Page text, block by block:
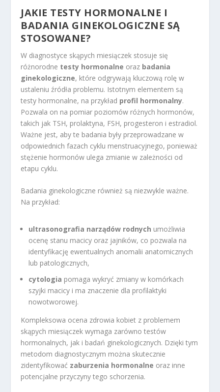
JAKIE TESTY HORMONALNE I
BADANIA GINEKOLOGICZNE SĄ
STOSOWANE?
W diagnostyce skąpych miesiączek stosuje się
różnorodne testy hormonalne oraz badania
ginekologiczne, które odgrywają kluczową rolę w
ustaleniu źródła problemu. Istotnym elementem są
testy hormonalne, na przykład profil hormonalny.
Pozwala on na pomiar poziomów różnych hormonów,
takich jak TSH, prolaktyna, FSH, progesteron i estradiol.
Ważne jest, aby te badania były przeprowadzane w
odpowiednich fazach cyklu menstruacyjnego, ponieważ
stężenie hormonów ulega zmianie w zależności od
etapu cyklu.
Badania ginekologiczne również są niezwykle ważne.
Na przykład:
ultrasonografia narządów rodnych umożliwia
ocenę stanu macicy oraz jajników, co pozwala na
identyfikację ewentualnych anomalii anatomicznych
lub patologicznych,
cytologia pomaga wykryć zmiany w komórkach
szyjki macicy i ma znaczenie dla profilaktyki
nowotworowej.
Kompleksowa ocena zdrowia kobiet z problemem
skąpych miesiączek wymaga zarówno testów
hormonalnych, jak i badań ginekologicznych. Dzięki tym
metodom diagnostycznym można skutecznie
zidentyfikować zaburzenia hormonalne oraz inne
potencjalne przyczyny tego schorzenia.